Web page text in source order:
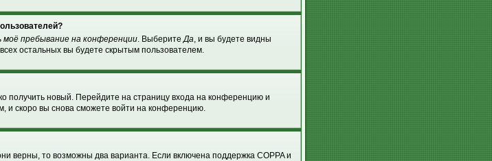
пребывание на конференции. ВыберитеДа, и вы будете видны
остальных вы будете скрытым пользователем.
получить новый. Перейдите на страницу входа на конференцию и
и скоро вы снова сможете войти на конференцию.
верны, то возможны два варианта. Если включена поддержка COPPA и